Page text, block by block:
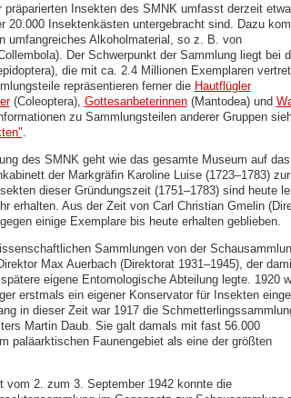
präparierten Insekten des SMNK umfasst derzeit
20.000 Insektenkästen untergebracht sind. Dazu
umfangreiches Alkoholmaterial, so z. B. von
Der Schwerpunkt der Sammlung liegt bei
die mit ca. 2.4 Millionen Exemplaren
repräsentieren ferner die Hautflügler
(Coleoptera), Gottesanbeterinnen(Mantodea) und
zu Sammlungsteilen anderer Gruppen
.
des SMNK geht wie das gesamte Museum auf das
der Markgräfin Karoline Luise (1723–1783)
dieser Gründungszeit (1751–1783) sind heute
erhalten. Aus der Zeit von Carl Christian Gmelin
einige Exemplare bis heute erhalten geblieben.
Sammlungen von der
Max Auerbach (Direktorat 1931–1945), der
eigene Entomologische Abteilung legte. 1920
erstmals ein eigener Konservator für Insekten
in dieser Zeit war 1917 die
Martin Daub. Sie galt damals mit fast 56.000
paläarktischen Faunengebiet als eine der größten
vom 2. zum 3. September 1942 konnte die